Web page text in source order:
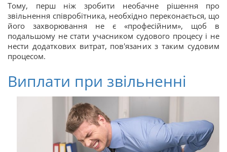
Тому, перш ніж зробити необачне рішення про
звільнення співробітника, необхідно переконається, що
його захворювання не є «професійним», щоб в
подальшому не стати учасником судового процесу і не
нести додаткових витрат, пов'язаних з таким судовим
процесом.
Виплати при звільненні